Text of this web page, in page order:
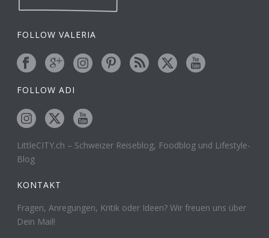
FOLLOW VALERIA
FOLLOW ADI
LittleCITY.ch – Schweizer Reiseblog, Foodblog und Lifestyle-
Blog
KONTAKT
Fragen, Anregungen, Kritik oder Ideen? Wir freuen uns über
Dein Mail!